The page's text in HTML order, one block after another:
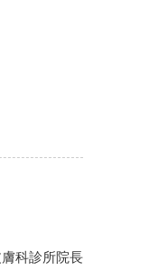
科診所院長